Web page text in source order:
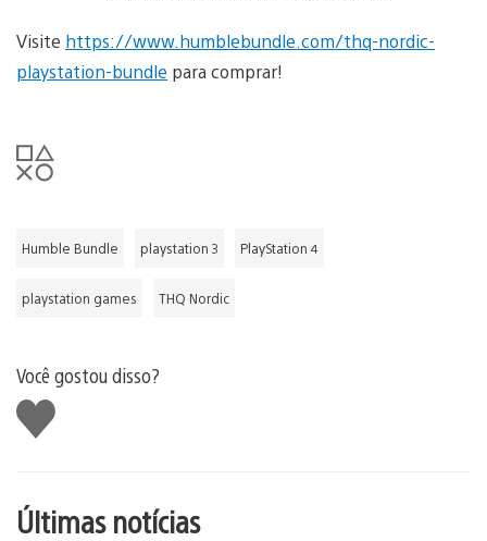
Visite https://www.humblebundle.com/thq-nordic-
playstation-bundle para comprar!
Humble Bundle playstation 3 PlayStation 4
playstation games THQ Nordic
Você gostou disso?
Curtir
Últimas notícias